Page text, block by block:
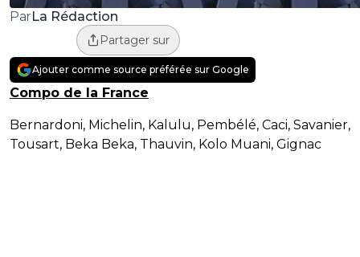
ParLa Rédaction
Partager sur
Ajouter comme source préférée sur Google
Compo de la France
Bernardoni, Michelin, Kalulu, Pembélé, Caci, Savanier,
Tousart, Beka Beka, Thauvin, Kolo Muani, Gignac